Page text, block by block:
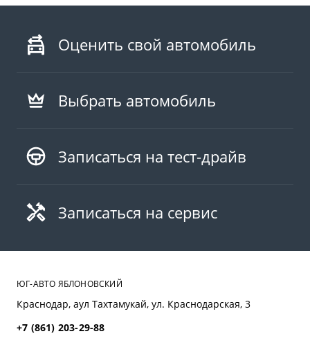
Оценить свой автомобиль
Выбрать автомобиль
Записаться на тест-драйв
Записаться на сервис
ЮГ-АВТО ЯБЛОНОВСКИЙ
Краснодар, аул Тахтамукай, ул. Краснодарская, 3
+7 (861) 203-29-88